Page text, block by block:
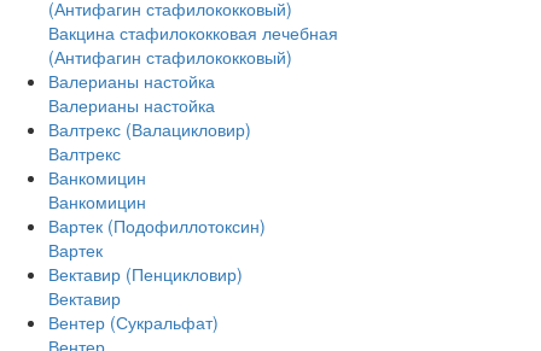
(Антифагин стафилококковый)
Вакцина стафилококковая лечебная
(Антифагин стафилококковый)
Валерианы настойка
Валерианы настойка
Валтрекс (Валацикловир)
Валтрекс
Ванкомицин
Ванкомицин
Вартек (Подофиллотоксин)
Вартек
Вектавир (Пенцикловир)
Вектавир
Вентер (Сукральфат)
Вентер